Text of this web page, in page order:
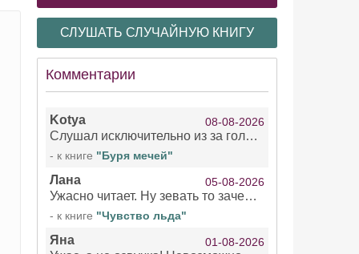
СЛУШАТЬ СЛУЧАЙНУЮ КНИГУ
Комментарии
Kotya 08-08-2026
Слушал исключительно из за голоса девушки озвучивающей Арью Сансу и Кейтлин . Жаль что ее голос не озвучил остальное . При всем уважении к чтецами мужчинам/не. Интересно, есть ли с ее озвучкой еще какие нибудь книги?!
- к книге "Буря мечей"
Лана 05-08-2026
Ужасно читает. Ну зевать то зачем. Уже не говорю, что ударения ставит, как хочет.
- к книге "Чувство льда"
Яна 01-08-2026